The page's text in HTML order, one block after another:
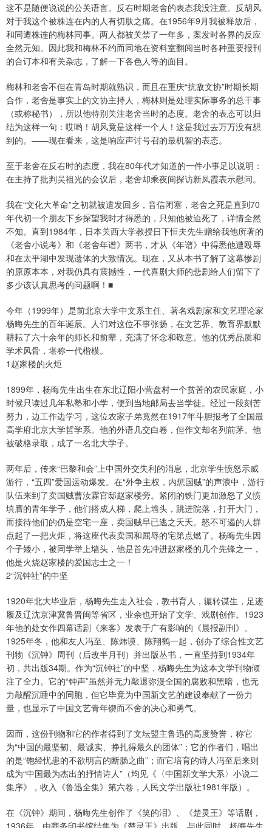
这不是随便说说的公关语言。反右时期老舍的表态我没注意。反胡风
对于我这个被株连在内的人有切肤之痛。在1956年9月我被释放后，
和同遭株连的梅林同事。两人都被关禁了一年多，案发时各界的反应
全然无知。因此我和梅林不约而同地在资料室翻阅当时各种重要报刊
的合订本和有关杂志，了解一下各色人等的面目。
梅林和老舍不但在青岛时期就熟识，而且在重庆“抗敌文协”时期长期
合作，老舍是事实上的文协主持人，梅林则是处理实际事务的总干事
（或称秘书），所以他特别关注老舍当时的态度。老舍的表态可以归
结为这样一句：哎哟！胡风竟是这样一个人！这是我过去万万没有想
到的。——现在看来，这是响应声讨号召的最机智的表态。
至于老舍在反右时的态度，我在80年代才知道的一件小事足以说明：
在主持了批判吴祖光的会议后，老舍却乘夜间探访新凤霞表示慰问。
我在“文化大革命”之初就被遣发回乡，音信闭塞，老舍之死是直到70
年代初一个朋友下乡探望我时才得悉的，只知他被迫死了，详情全然
不知。直到1984年，日本关西大学教授日下恒夫先生赠给我他所著的
《老舍小说考》和《老舍年谱》两书，才从《年谱》中得悉他遭殴辱
和在太平湖中发现遗体的大致情况。现在，又从本书了解了这幕惨剧
的原原本本，对我仍具有震撼性，一代喜剧大师的悲剧给人们留下了
多少该认真思考的问题啊！■
今年（1999年）是前北京大学中文系主任、著名戏剧家和文艺理论家
杨晦先生的百年诞辰。人们对这位不事张扬，在文艺界、教育界默默
耕耘了六十余年的师长和前辈，充满了怀念和敬意。他的优秀品质和
学术风骨，堪称一代楷模。
1赵家楼的火炬
1899年，杨晦先生出生在东北辽阳小营盘村一个贫苦的农民家庭，小
时候只读过几年私塾和小学，便到当地邮局去当学徒。经过一段刻苦
努力，边工作边学习，这位农家子弟竟然在1917年斗胆报考了全国最
高学府北京大学哲学系。他的外语几交白卷，但作文却名列前茅。他
被破格录取，成了一名北大学子。
两年后，传来“巴黎和会”上中国外交失利的消息，北京学生愤怒示威
游行，“五四”爱国运动爆发。在“外争主权，内惩国贼”的声浪中，游行
队伍来到了卖国贼曹汝霖官邸赵家楼旁。紧闭的铁门更加激怒了义愤
填膺的青年学子，他们搭成人梯，爬上墙头，跳进院落，打开大门，
而接待他们的仍是空宅一座，卖国贼早已逃之夭夭。怒不可遏的人群
点起了一把火炬，将这座代表卖国和屈辱的宅第点燃了。杨晦先生因
个子矮小，被同学举上墙头，他是首先冲进赵家楼的几个先锋之一，
他是火烧赵家楼的爱国志士之一！
2“沉钟社”的中坚
1920年北大毕业后，杨晦先生走入社会，教书育人，辗转谋生，足迹
履及辽沈京津冀鲁晋闽等省区，业余也开始了文学、戏剧创作。1923
年他的处女作四幕话剧《来客》发表于广有影响的《晨报副刊》。
1925年冬，他和友人冯至、陈炜谟、陈翔鹤一起，创办了综合性文艺
刊物《沉钟》周刊（后改半月刊）并出版丛书，一直坚持到1934年
初，共出版34期。作为“沉钟社”的中坚，杨晦先生为这本文学刊物倾
注了全力。它的“钟声”虽然并无力敲退弥漫全国的腐败和黑暗，也无
力敲醒沉睡中的同胞，但它毕竟为中国新文艺的建设奉献了一份力
量，也显示了中国文艺青年锲而不舍的决心和勇气。
因而，这份刊物和它的作者得到了文坛盟主鲁迅的高度赞誉，称它
为“中国的最坚韧、最诚实、挣扎得最久的团体”；它的作者们，唱出
的是“饱经忧患的不欲明言的断肠之曲”；而它培育的诗人冯至后来则
成为“中国最为杰出的抒情诗人”（均见《〈中国新文学大系〉小说二
集序》，收入《鲁迅全集》第六卷，人民文学出版社1981年版）。
在《沉钟》期间，杨晦先生创作了《笑的泪》、《楚灵王》等话剧，